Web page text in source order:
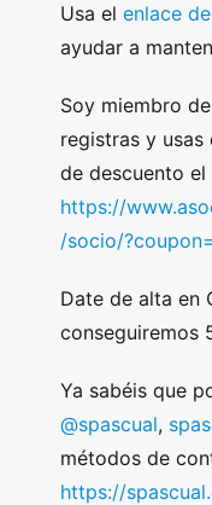
Usa el enlace
ayudar a
Soy miembro
registras y usas
de descuento el
https://
/socio/
Date de alta en
conseguiremos
Ya sabéis que
@spascual,
métodos de
https://